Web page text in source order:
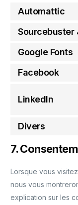
Automattic
Sourcebuster
Google Fonts
Facebook
LinkedIn
Divers
7.
Lorsque vous
nous vous
explication sur les